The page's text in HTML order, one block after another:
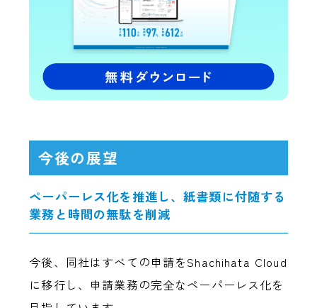
今後の展望
ペーパーレス化を推進し、紙書類に付随する
業務と時間の無駄を削減
今後、同社はすべての申請をShachihata Cloud
に移行し、申請業務の完全なペーパーレス化を